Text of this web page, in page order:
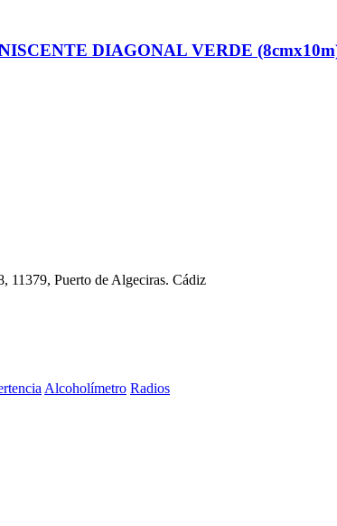
DIAGONAL VERDE
11379, Puerto de Algeciras. Cádiz
Alcoholímetro Radios